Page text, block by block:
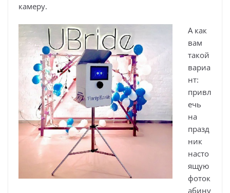
камеру.
А как
вам
такой
вариа
нт:
привл
ечь
на
празд
ник
насто
ящую
фоток
абину